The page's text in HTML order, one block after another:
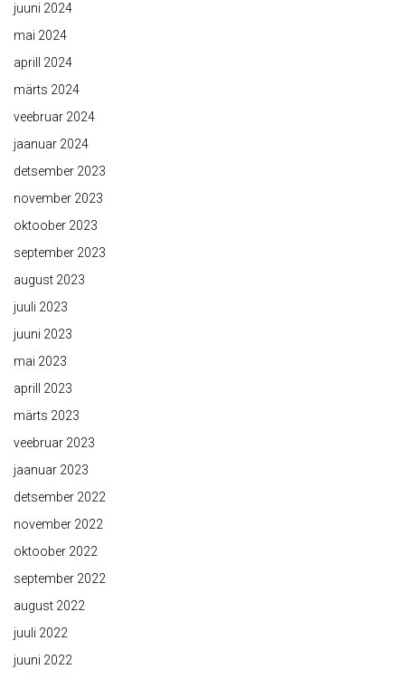
juuni 2024
mai 2024
aprill 2024
märts 2024
veebruar 2024
jaanuar 2024
detsember 2023
november 2023
oktoober 2023
september 2023
august 2023
juuli 2023
juuni 2023
mai 2023
aprill 2023
märts 2023
veebruar 2023
jaanuar 2023
detsember 2022
november 2022
oktoober 2022
september 2022
august 2022
juuli 2022
juuni 2022